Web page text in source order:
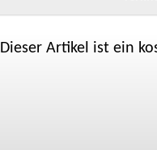
Dieser Artikel ist ein